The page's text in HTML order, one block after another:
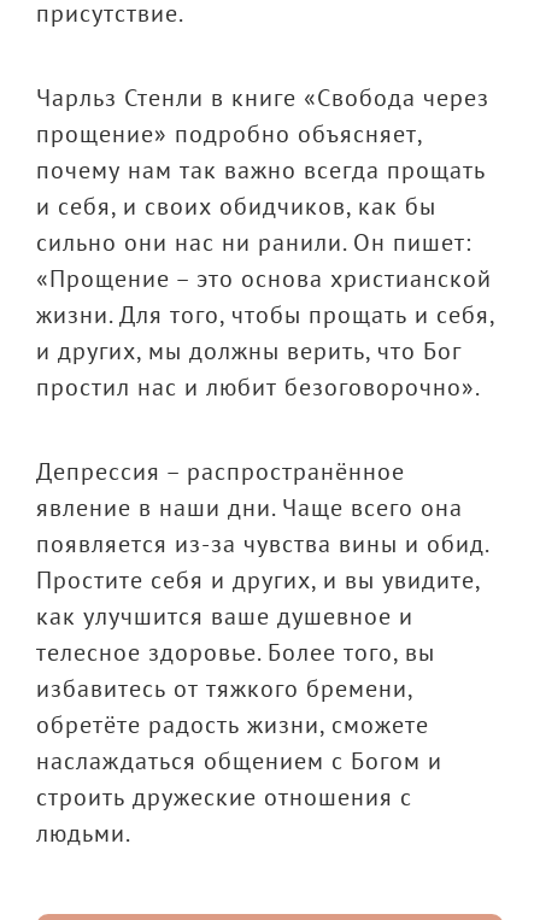
присутствие.
Чарльз Стенли в книге «Свобода через
прощение» подробно объясняет,
почему нам так важно всегда прощать
и себя, и своих обидчиков, как бы
сильно они нас ни ранили. Он пишет:
«Прощение – это основа христианской
жизни. Для того, чтобы прощать и себя,
и других, мы должны верить, что Бог
простил нас и любит безоговорочно».
Депрессия – распространённое
явление в наши дни. Чаще всего она
появляется из-за чувства вины и обид.
Простите себя и других, и вы увидите,
как улучшится ваше душевное и
телесное здоровье. Более того, вы
избавитесь от тяжкого бремени,
обретёте радость жизни, сможете
наслаждаться общением с Богом и
строить дружеские отношения с
людьми.